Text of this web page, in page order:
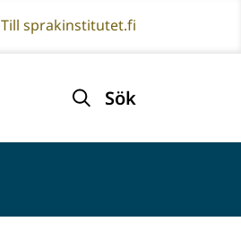
Till sprakinstitutet.fi
Sök